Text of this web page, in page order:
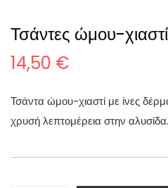
Τσάντες ώμου-
14,50 €
Τσάντα ώμου-χιαστί με ίνες
χρυσή λεπτομέρεια στην